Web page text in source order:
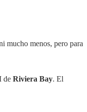
mucho menos, pero para
de Riviera Bay. El